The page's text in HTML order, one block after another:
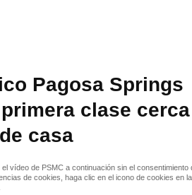
Pagosa Springs
clase cerca
de casa
vídeo de PSMC a continuación sin el consentimiento
de cookies, haga clic en el icono de cookies en la